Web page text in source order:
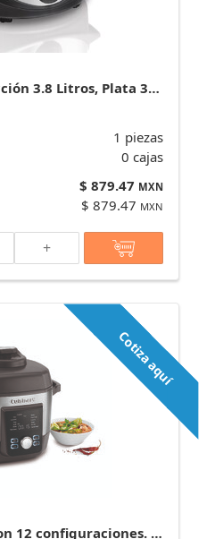
Olla de Lenta Cocción 3.8 Litros, Plata 33141 marca Hamilton Beach
1 piezas
0 cajas
$ 879.47 MXN
$ 879.47 MXN
+
Cotiza aquí
Olla de Presión con 12 configuraciones. Marca Cuisinart